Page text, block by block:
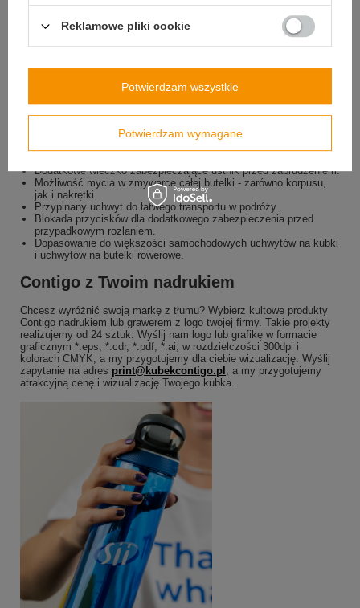
na wodę? Jesteś w dużym błędzie! Dodatkowe zalety Contigo
Dodatkowe wieczko zabezpieczające ustnik przed zabrudzeniem.
Możliwość mycia w zmywarce całej butelki - zarówno korpusu,
jak i nakrętki.
Przypinany uchwyt do łatwego transportu w podróży.
Blokada przycisków dla dodatkowego zabezpieczenia przed
przypadkowym rozlaniem.
Dopasowanie do większości samochodowych uchwytów na kubki
i uchwytów na butelki rowerowe.
Contigo z Twoim nadrukiem
Chcesz wyróżnić swoją markę z tłumu? Wybierz kultowe produkty
Contigo nadrukiem lub grawerem z logo twojej firmy. Takie projekty
realizujemy od 24 sztuk. Wyślij nam logo lub grafikę w formacie
graficznym *.eps, *.cdr, *.pdf, *.ai, w rozdzielczości 300dpi i
kolorach CMYK, a my przygotujemy dla ciebie wizualizację. Wyślij
zapytanie na adres print@kubekcontigo.pl , a my przygotujemy
atrakcyjną cenę i wizualizację Twojego kubka.
Reklamowe pliki cookie
Potwierdzam wymagane
Potwierdzam wszystkie